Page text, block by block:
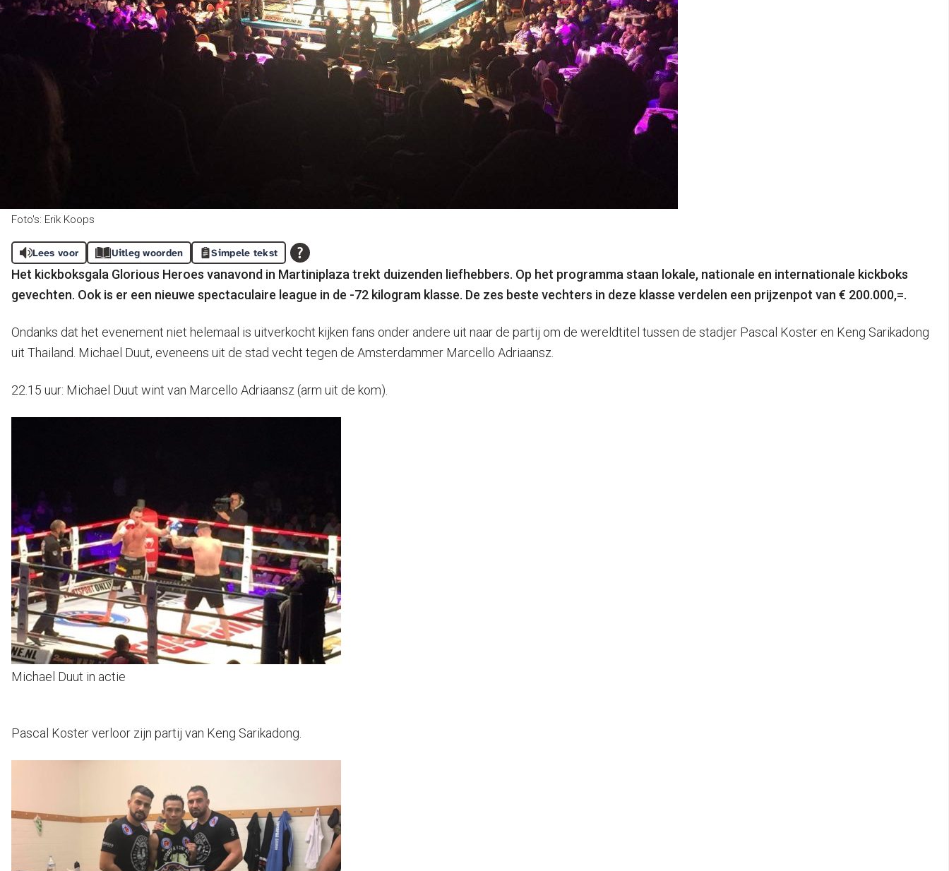
Foto's: Erik Koops
Lees voor Uitleg woorden Simpele tekst
Het kickboksgala Glorious Heroes vanavond in Martiniplaza trekt duizenden liefhebbers. Op het programma staan lokale, nationale en internationale kickboks
gevechten. Ook is er een nieuwe spectaculaire league in de -72 kilogram klasse. De zes beste vechters in deze klasse verdelen een prijzenpot van € 200.000,=.
Ondanks dat het evenement niet helemaal is uitverkocht kijken fans onder andere uit naar de partij om de wereldtitel tussen de stadjer Pascal Koster en Keng Sarikadong
uit Thailand. Michael Duut, eveneens uit de stad vecht tegen de Amsterdammer Marcello Adriaansz.
22.15 uur: Michael Duut wint van Marcello Adriaansz (arm uit de kom).
Michael Duut in actie
Pascal Koster verloor zijn partij van Keng Sarikadong.